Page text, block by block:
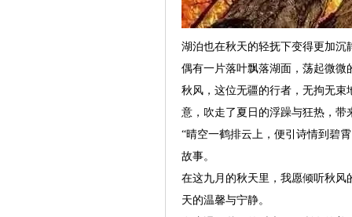
湖泊也在秋天的轻抚下变得更加
偶有一片落叶飘落湖面，荡起微
秋风，这位无疆的行者，无拘无
意，吹走了夏日的浮躁与狂热，带
“晴空一鹤排云上，便引诗情到碧
故事。
在这九月的秋天里，我愿倾听秋
天的温馨与宁静。